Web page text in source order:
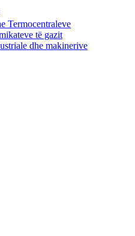
Termocentraleve
të gazit
dhe makinerive